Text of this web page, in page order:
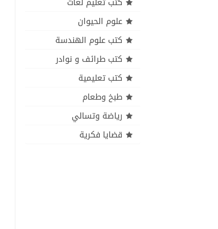
علوم الحيوان
كتب علوم الهندسة
كتب طرائف و نوادر
كتب تعليمية
طبخ وطعام
رياضة وتسالي
قضايا فكرية